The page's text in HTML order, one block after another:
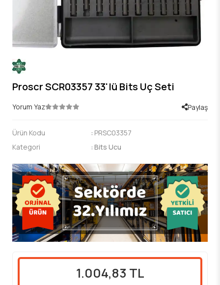
Proscr SCR03357 33'lü Bits Uç Seti
Yorum Yaz Paylaş
Ürün Kodu : PRSC03357
Kategori
: Bits Ucu
1.004,83 TL